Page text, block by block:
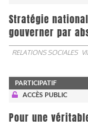
Stratégie
gouverner par
RELATIONS SOCIALES
PARTICIPATIF
ACCÈS PUBLIC
Pour une